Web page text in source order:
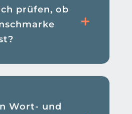
prüfen, ob
Wort- und